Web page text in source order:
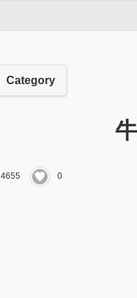
Category
4655 0